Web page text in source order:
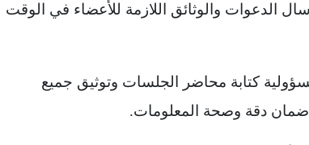
الدعوات والوثائق اللازمة للأعضاء في الوقت
كتابة محاضر الجلسات وتوثيق جميع
ضمان دقة وصحة المعلومات.